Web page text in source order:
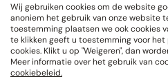
Wij gebruiken cookies om de website
anoniem het gebruik van onze website
toestemming plaatsen we ook cookies
te klikken geeft u toestemming voor
cookies. Klikt u op "Weigeren", dan
Meer informatie over het gebruik van
cookiebeleid.